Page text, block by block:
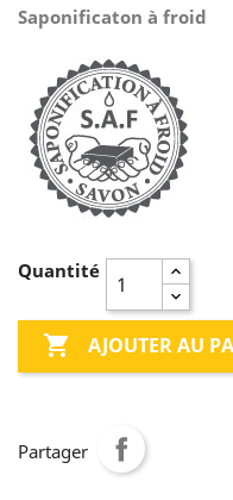
Saponificaton à froid
Quantité
 AJOUTER AU
Partager